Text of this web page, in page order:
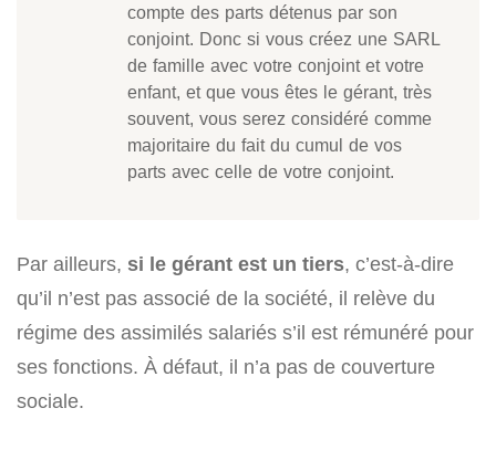
compte des parts détenus par son
conjoint. Donc si vous créez une SARL
de famille avec votre conjoint et votre
enfant, et que vous êtes le gérant, très
souvent, vous serez considéré comme
majoritaire du fait du cumul de vos
parts avec celle de votre conjoint.
Par ailleurs, si le gérant est un tiers, c’est-à-dire
qu’il n’est pas associé de la société, il relève du
régime des assimilés salariés s’il est rémunéré pour
ses fonctions. À défaut, il n’a pas de couverture
sociale.